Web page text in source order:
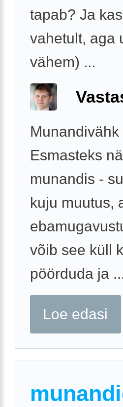
tapab? Ja
vahetult, aga
vähem) ...
Esmasteks
munandis -
kuju muutus,
võib see küll
pöörduda ja
Loe edasi